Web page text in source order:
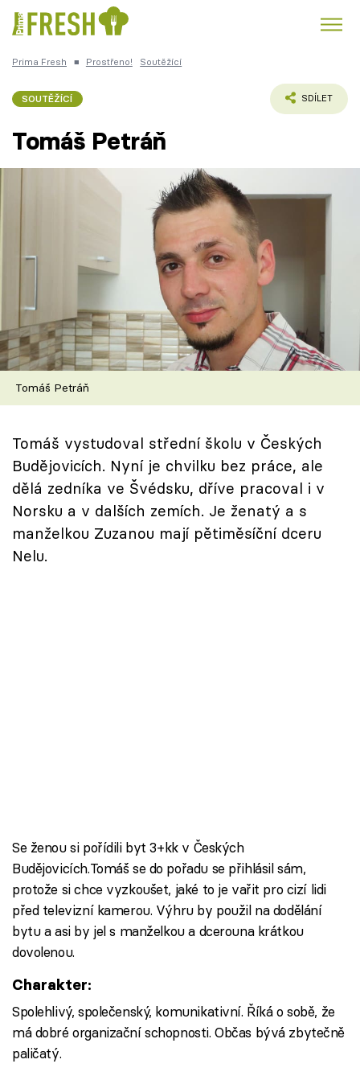
Česká kuchyně
Recepty
Články
TV Program
Škola vaření
Speciál: Cuketa
Těhotnej kuchař
Sledujte prima+
Prima Fresh ■ Prostřeno! Soutěžící
SOUTĚŽÍCÍ SDÍLET
Tomáš Petráň
Tomáš Petráň
Tomáš vystudoval střední školu v Českých
Budějovicích. Nyní je chvilku bez práce, ale
dělá zedníka ve Švédsku, dříve pracoval i v
Norsku a v dalších zemích. Je ženatý a s
manželkou Zuzanou mají pětiměsíční dceru
Nelu.
Se ženou si pořídili byt 3+kk v Českých
Budějovicích.Tomáš se do pořadu se přihlásil sám,
protože si chce vyzkoušet, jaké to je vařit pro cizí lidi
před televizní kamerou. Výhru by použil na dodělání
bytu a asi by jel s manželkou a dcerouna krátkou
dovolenou.
Charakter:
Spolehlivý, společenský, komunikativní. Říká o sobě, že
má dobré organizační schopnosti. Občas bývá zbytečně
paličatý.